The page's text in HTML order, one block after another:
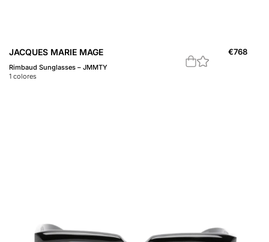
JACQUES MARIE MAGE
Rimbaud Sunglasses – JMMTY
1 colores
€768